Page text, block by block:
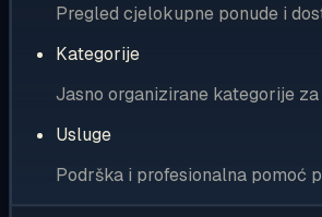
Pregled cjelokupne ponude i
Kategorije
Jasno organizirane kategorije
Usluge
Podrška i profesionalna pomoć